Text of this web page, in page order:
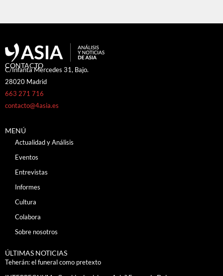
CONTACTO
C/Infanta Mercedes 31, Bajo.
28020 Madrid
663 271 716
contacto@4asia.es
MENÚ
Actualidad y Análisis
Eventos
Entrevistas
Informes
Cultura
Colabora
Sobre nosotros
ÚLTIMAS NOTICIAS
Teherán: el funeral como pretexto